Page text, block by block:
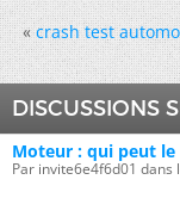
« crash test
DISCUSSIONS
Moteur : qui peut
Par invite6e4f6d01 dans